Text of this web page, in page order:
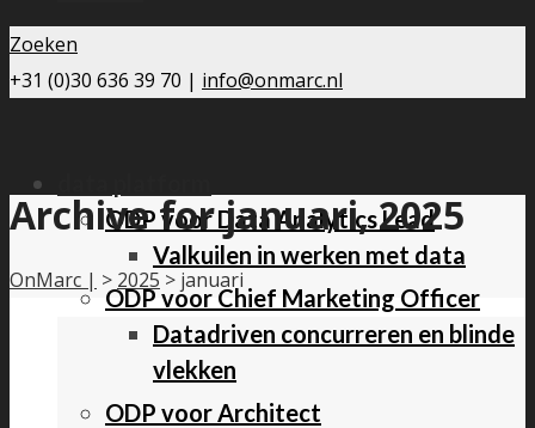
Zoeken
+31 (0)30 636 39 70 | info@onmarc.nl
ODP voor Data Analytics Lead
Valkuilen in werken met data
ODP voor Chief Marketing Officer
Datadriven concurreren en blinde
vlekken
ODP voor Architect
Archive for januari, 2025
OnMarc | > 2025 > januari